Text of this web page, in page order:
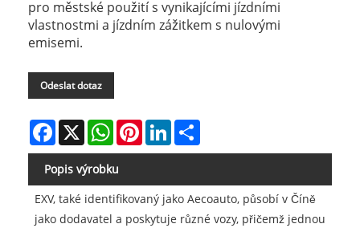
pro městské použití s ​​vynikajícími jízdními
vlastnostmi a jízdním zážitkem s nulovými
emisemi.
Odeslat dotaz
Facebook
X WhatsAppPinterestLinkedIn
Popis výrobku
EXV, také identifikovaný jako Aecoauto, působí v Číně
jako dodavatel a poskytuje různé vozy, přičemž jednou